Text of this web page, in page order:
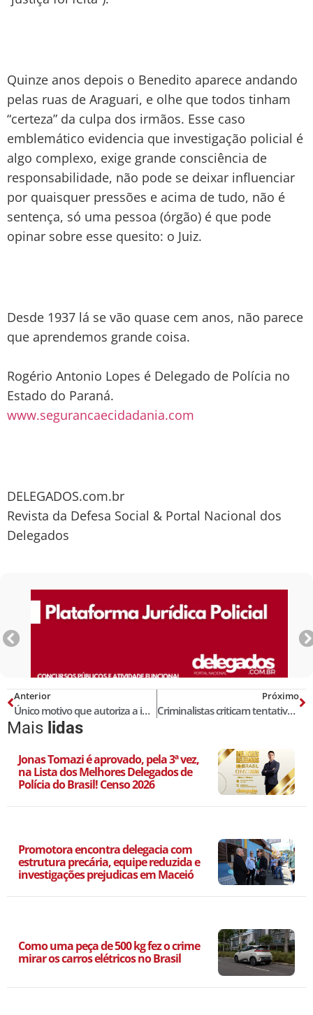
Quinze anos depois o Benedito aparece andando
pelas ruas de Araguari, e olhe que todos tinham
“certeza” da culpa dos irmãos. Esse caso
emblemático evidencia que investigação policial é
algo complexo, exige grande consciência de
responsabilidade, não pode se deixar influenciar
por quaisquer pressões e acima de tudo, não é
sentença, só uma pessoa (órgão) é que pode
opinar sobre esse quesito: o Juiz.
Desde 1937 lá se vão quase cem anos, não parece
que aprendemos grande coisa.
Rogério Antonio Lopes é Delegado de Polícia no
Estado do Paraná.
www.segurancaecidadania.com
DELEGADOS.com.br
Revista da Defesa Social & Portal Nacional dos
Delegados
Anterior
Único motivo que autoriza a interceptação telefônica em processo administrativo
Próximo
Criminalistas criticam tentativa de reduzir maioridade
Mais lidas
Jonas Tomazi é aprovado, pela 3ª vez,
na Lista dos Melhores Delegados de
Polícia do Brasil! Censo 2026
Promotora encontra delegacia com
estrutura precária, equipe reduzida e
investigações prejudicas em Maceió
Como uma peça de 500 kg fez o crime
mirar os carros elétricos no Brasil